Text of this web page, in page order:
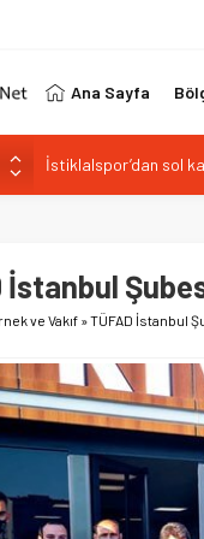
Ana Sayfa
Paşabahçespor’da
İstanbul Gençlerbirliği
Kuzeyin Kaplanları
İstiklalspor’dan sol
İstanbul
ve Vakıf »TÜFAD İstanbul